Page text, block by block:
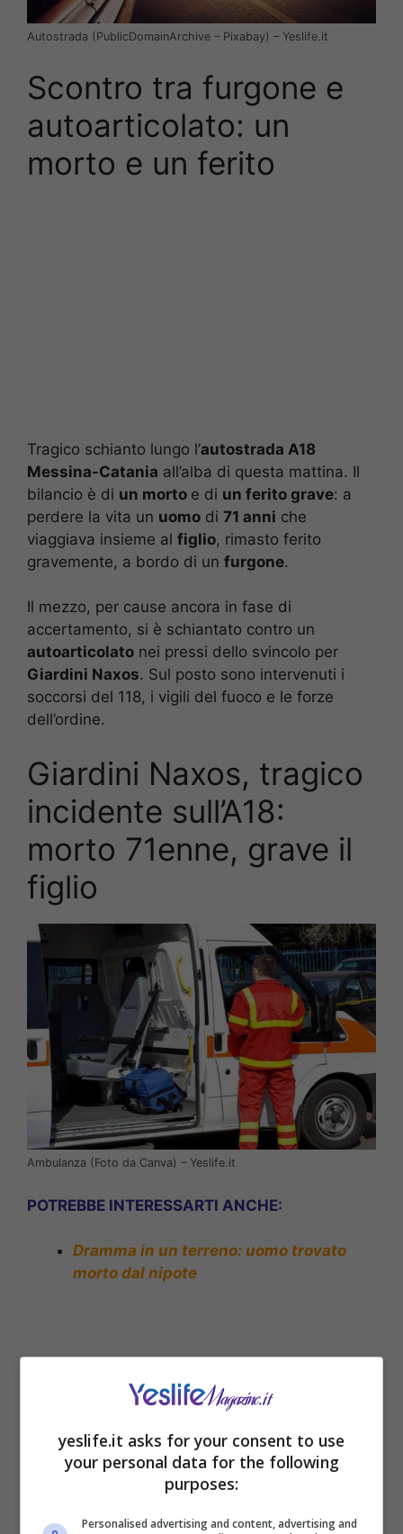
Autostrada (PublicDomainArchive – Pixabay) – Yeslife.it
Scontro tra furgone e
autoarticolato: un
morto e un ferito
Tragico schianto lungo l’autostrada A18
Messina-Catania all’alba di questa mattina. Il
bilancio è di un morto e di un ferito grave: a
perdere la vita un uomo di 71 anni che
viaggiava insieme al figlio, rimasto ferito
gravemente, a bordo di un furgone.
Il mezzo, per cause ancora in fase di
accertamento, si è schiantato contro un
autoarticolato nei pressi dello svincolo per
Giardini Naxos. Sul posto sono intervenuti i
soccorsi del 118, i vigili del fuoco e le forze
dell’ordine.
Giardini Naxos, tragico
incidente sull’A18:
morto 71enne, grave il
figlio
Ambulanza (Foto da Canva) – Yeslife.it
POTREBBE INTERESSARTI ANCHE:
Dramma in un terreno: uomo trovato
morto dal nipote
yeslife.it asks for your consent to use
your personal data for the following
purposes:
Personalised advertising and content, advertising and